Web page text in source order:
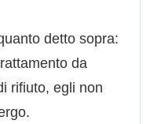
detto sopra:
da
rifiuto, egli non